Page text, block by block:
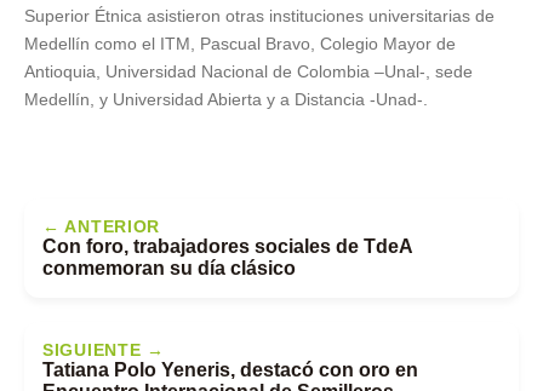
Superior Étnica asistieron otras instituciones universitarias de
Medellín como el ITM, Pascual Bravo, Colegio Mayor de
Antioquia, Universidad Nacional de Colombia –Unal-, sede
Medellín, y Universidad Abierta y a Distancia -Unad-.
← ANTERIOR
Con foro, trabajadores sociales de TdeA
conmemoran su día clásico
SIGUIENTE →
Tatiana Polo Yeneris, destacó con oro en